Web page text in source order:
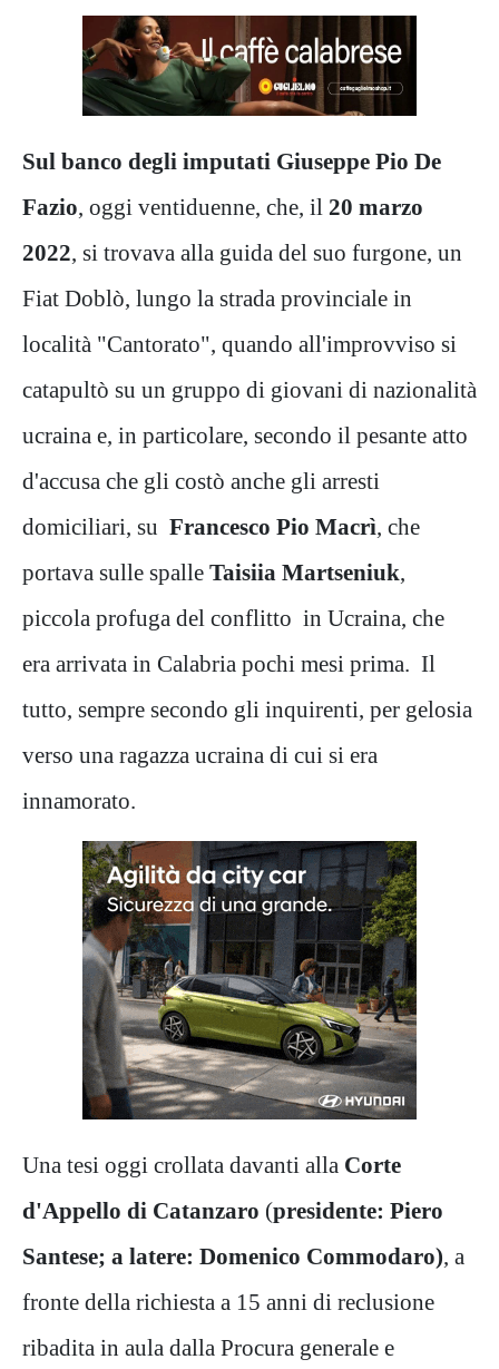
Sul banco degli imputati Giuseppe Pio De
Fazio, oggi ventiduenne, che, il 20 marzo
2022, si trovava alla guida del suo furgone, un
Fiat Doblò, lungo la strada provinciale in
località "Cantorato", quando all'improvviso si
catapultò su un gruppo di giovani di nazionalità
ucraina e, in particolare, secondo il pesante atto
d'accusa che gli costò anche gli arresti
domiciliari, su Francesco Pio Macrì, che
portava sulle spalle Taisiia Martseniuk,
piccola profuga del conflitto in Ucraina, che
era arrivata in Calabria pochi mesi prima. Il
tutto, sempre secondo gli inquirenti, per gelosia
verso una ragazza ucraina di cui si era
innamorato.
Una tesi oggi crollata davanti alla Corte
d'Appello di Catanzaro (presidente: Piero
Santese; a latere: Domenico Commodaro), a
fronte della richiesta a 15 anni di reclusione
ribadita in aula dalla Procura generale e